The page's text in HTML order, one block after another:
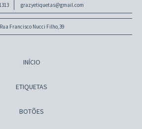
grazyetiquetas@gmail.com
Rua Francisco Nucci Filho,39
INÍCIO
ETIQUETAS
BOTÕES